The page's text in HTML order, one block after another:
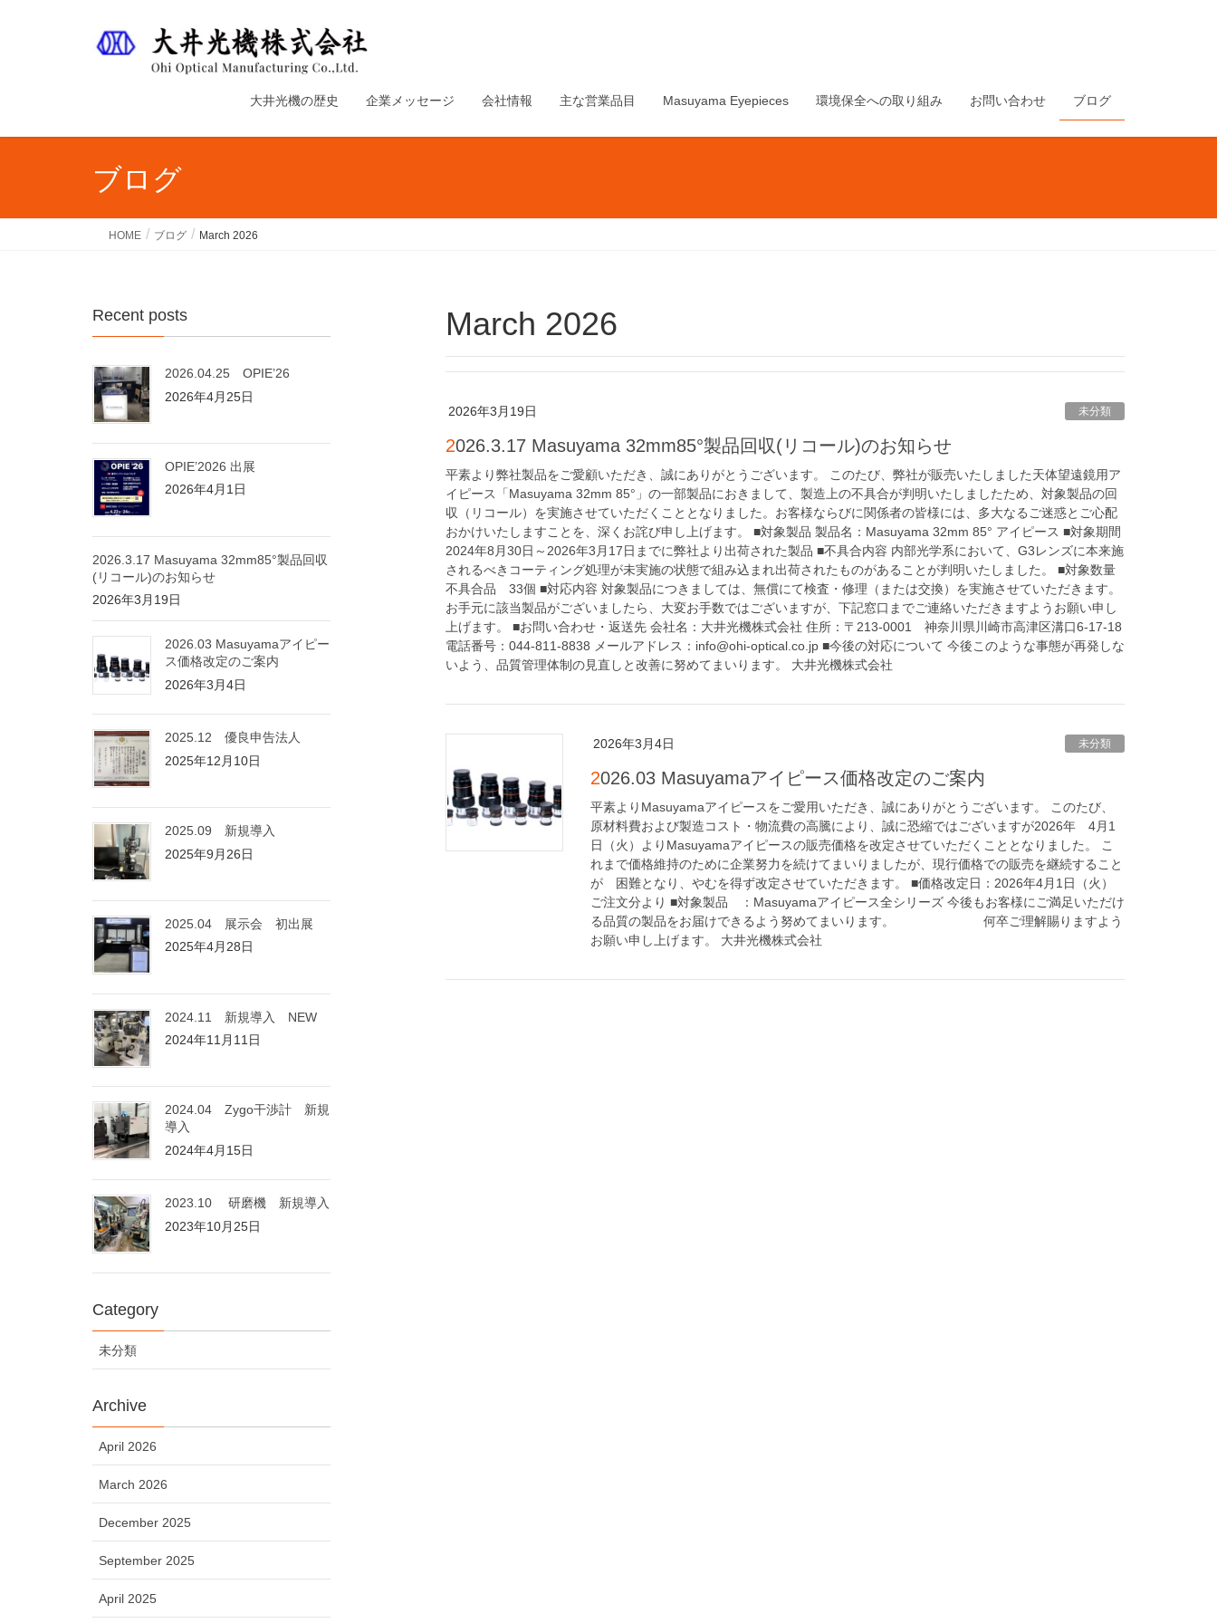
大井光機の歴史 企業メッセージ 会社情報 主な営業品目 Masuyama Eyepieces 環境保全への取り組み お問い合わせ ブログ
ブログ
HOME ブログ March 2026
March 2026
2026年3月19日 未分類
2026.3.17 Masuyama 32mm85°製品回収(リコール)のお知らせ
平素より弊社製品をご愛顧いただき、誠にありがとうございます。 このたび、弊社が販売いたしました天体望遠鏡用ア
イピース「Masuyama 32mm 85°」の一部製品におきまして、製造上の不具合が判明いたしましたため、対象製品の回
収（リコール）を実施させていただくこととなりました。お客様ならびに関係者の皆様には、多大なるご迷惑とご心配
おかけいたしますことを、深くお詫び申し上げます。 ■対象製品 製品名：Masuyama 32mm 85° アイピース ■対象期間
2024年8月30日～2026年3月17日までに弊社より出荷された製品 ■不具合内容 内部光学系において、G3レンズに本来施
されるべきコーティング処理が未実施の状態で組み込まれ出荷されたものがあることが判明いたしました。 ■対象数量
不具合品 33個 ■対応内容 対象製品につきましては、無償にて検査・修理（または交換）を実施させていただきます。
お手元に該当製品がございましたら、大変お手数ではございますが、下記窓口までご連絡いただきますようお願い申し
上げます。 ■お問い合わせ・返送先 会社名：大井光機株式会社 住所：〒213-0001 神奈川県川崎市高津区溝口6-17-18
電話番号：044-811-8838 メールアドレス：info@ohi-optical.co.jp ■今後の対応について 今後このような事態が再発しな
いよう、品質管理体制の見直しと改善に努めてまいります。 大井光機株式会社
2026年3月4日 未分類
2026.03 Masuyamaアイピース価格改定のご案内
平素よりMasuyamaアイピースをご愛用いただき、誠にありがとうございます。 このたび、
原材料費および製造コスト・物流費の高騰により、誠に恐縮ではございますが2026年 4月1
日（火）よりMasuyamaアイピースの販売価格を改定させていただくこととなりました。 こ
れまで価格維持のために企業努力を続けてまいりましたが、現行価格での販売を継続すること
が 困難となり、やむを得ず改定させていただきます。 ■価格改定日：2026年4月1日（火）
ご注文分より ■対象製品 ：Masuyamaアイピース全シリーズ 今後もお客様にご満足いただけ
る品質の製品をお届けできるよう努めてまいります。 何卒ご理解賜りますよう
お願い申し上げます。 大井光機株式会社
Recent posts
2026.04.25 OPIE’26
2026年4月25日
OPIE’2026 出展
2026年4月1日
2026.3.17 Masuyama 32mm85°製品回収
(リコール)のお知らせ
2026年3月19日
2026.03 Masuyamaアイピー
ス価格改定のご案内
2026年3月4日
2025.12 優良申告法人
2025年12月10日
2025.09 新規導入
2025年9月26日
2025.04 展示会 初出展
2025年4月28日
2024.11 新規導入 NEW
2024年11月11日
2024.04 Zygo干渉計 新規
導入
2024年4月15日
2023.10 研磨機 新規導入
2023年10月25日
Category
未分類
Archive
April 2026
March 2026
December 2025
September 2025
April 2025